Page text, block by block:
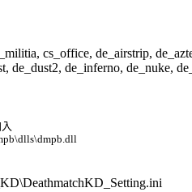
cs_office, de_airstrip,
de_dust2, de_inferno, de_nuke,